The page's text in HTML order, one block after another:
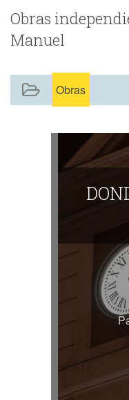
Obras
Manuel
Obras